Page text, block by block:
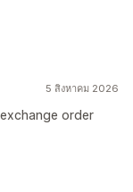
5 สิงหาคม 2026
order